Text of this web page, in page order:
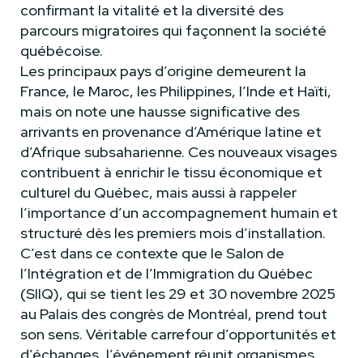
confirmant la vitalité et la diversité des
parcours migratoires qui façonnent la société
québécoise.
Les principaux pays d’origine demeurent la
France, le Maroc, les Philippines, l’Inde et Haïti,
mais on note une hausse significative des
arrivants en provenance d’Amérique latine et
d’Afrique subsaharienne. Ces nouveaux visages
contribuent à enrichir le tissu économique et
culturel du Québec, mais aussi à rappeler
l’importance d’un accompagnement humain et
structuré dès les premiers mois d’installation.
C’est dans ce contexte que le Salon de
l’Intégration et de l’Immigration du Québec
(SIIQ), qui se tient les 29 et 30 novembre 2025
au Palais des congrès de Montréal, prend tout
son sens. Véritable carrefour d’opportunités et